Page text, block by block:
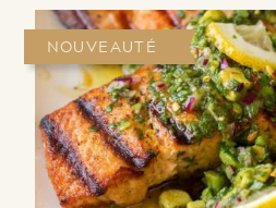
NOUVEAUTÉ